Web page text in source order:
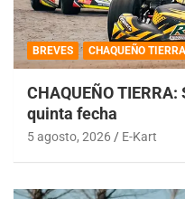
BREVES CHAQUEÑO TIERRA
CHAQUEÑO
quinta fecha
5 agosto, 2026 E-Kart